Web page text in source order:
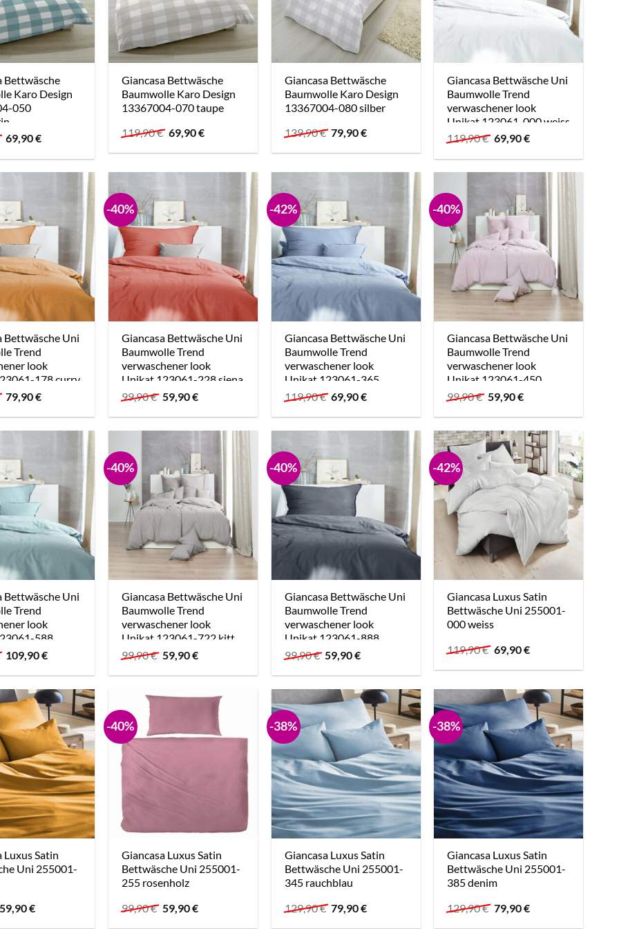
Bettwäsche
Karo Design
050
Ursprünglicher
Preis
war:
69,90€Aktueller
ist:
Giancasa Bettwäsche
Baumwolle Karo Design
13367004-070 taupe
119,90€ Ursprünglicher
Preis
war:
69,90€Aktueller
ist:
Giancasa Bettwäsche
Baumwolle Karo Design
13367004-080 silber
139,90€ Ursprünglicher
Preis
war:
79,90€Aktueller
ist:
Giancasa Bettwäsche Uni
Baumwolle Trend
verwaschener look
Unikat 123061-000 weiss
119,90€ Ursprünglicher
Preis
war:
69,90€Aktueller
ist:
Bettwäsche Uni
Trend
look
178 curry
Ursprünglicher
Preis
war:
79,90€Aktueller
ist:
-40%
Giancasa Bettwäsche Uni
Baumwolle Trend
verwaschener look
Unikat 123061-228 siena
99,90€ Ursprünglicher
Preis
war:
59,90€Aktueller
ist:
-42%
Giancasa Bettwäsche Uni
Baumwolle Trend
verwaschener look
Unikat 123061-365
denim
119,90€ Ursprünglicher
Preis
war:
69,90€Aktueller
ist:
-40%
Giancasa Bettwäsche Uni
Baumwolle Trend
verwaschener look
Unikat 123061-450
blassrose
99,90€ Ursprünglicher
Preis
war:
59,90€Aktueller
ist:
Bettwäsche Uni
Trend
look
588
Ursprünglicher
Preis
war:
109,90€Aktueller
ist:
-40%
Giancasa Bettwäsche Uni
Baumwolle Trend
verwaschener look
Unikat 123061-722 kitt
99,90€ Ursprünglicher
Preis
war:
59,90€Aktueller
ist:
-40%
Giancasa Bettwäsche Uni
Baumwolle Trend
verwaschener look
Unikat 123061-888
anthrazit
99,90€ Ursprünglicher
Preis
war:
59,90€Aktueller
ist:
-42%
Giancasa Luxus Satin
Bettwäsche Uni 255001-
000 weiss
119,90€ Ursprünglicher
Preis
war:
69,90€Aktueller
ist:
Luxus Satin
Uni 255001-
Ursprünglicher
Preis
59,90€Aktueller
-40%
Giancasa Luxus Satin
Bettwäsche Uni 255001-
255 rosenholz
99,90€ Ursprünglicher
Preis
59,90€Aktueller
-38%
Giancasa Luxus Satin
Bettwäsche Uni 255001-
345 rauchblau
129,90€ Ursprünglicher
Preis
79,90€Aktueller
-38%
Giancasa Luxus Satin
Bettwäsche Uni 255001-
385 denim
129,90€ Ursprünglicher
Preis
79,90€Aktueller